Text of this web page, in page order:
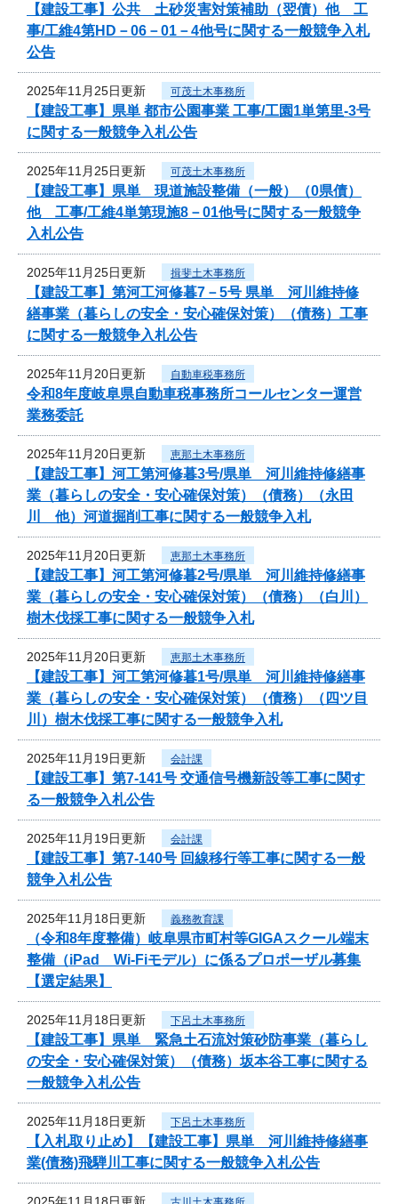
【建設工事】公共 土砂災害対策補助（翌債）他 工
事/工維4第HD－06－01－4他号に関する一般競争入札
公告
2025年11月25日更新 可茂土木事務所
【建設工事】県単 都市公園事業 工事/工園1単第里-3号
に関する一般競争入札公告
2025年11月25日更新 可茂土木事務所
【建設工事】県単 現道施設整備（一般）（0県債）
他 工事/工維4単第現施8－01他号に関する一般競争
入札公告
2025年11月25日更新 揖斐土木事務所
【建設工事】第河工河修暮7－5号 県単 河川維持修
繕事業（暮らしの安全・安心確保対策）（債務）工事
に関する一般競争入札公告
2025年11月20日更新 自動車税事務所
令和8年度岐阜県自動車税事務所コールセンター運営
業務委託
2025年11月20日更新 恵那土木事務所
【建設工事】河工第河修暮3号/県単 河川維持修繕事
業（暮らしの安全・安心確保対策）（債務）（永田
川 他）河道掘削工事に関する一般競争入札
2025年11月20日更新 恵那土木事務所
【建設工事】河工第河修暮2号/県単 河川維持修繕事
業（暮らしの安全・安心確保対策）（債務）（白川）
樹木伐採工事に関する一般競争入札
2025年11月20日更新 恵那土木事務所
【建設工事】河工第河修暮1号/県単 河川維持修繕事
業（暮らしの安全・安心確保対策）（債務）（四ツ目
川）樹木伐採工事に関する一般競争入札
2025年11月19日更新 会計課
【建設工事】第7-141号 交通信号機新設等工事に関す
る一般競争入札公告
2025年11月19日更新 会計課
【建設工事】第7-140号 回線移行等工事に関する一般
競争入札公告
2025年11月18日更新 義務教育課
（令和8年度整備）岐阜県市町村等GIGAスクール端末
整備（iPad Wi-Fiモデル）に係るプロポーザル募集
【選定結果】
2025年11月18日更新 下呂土木事務所
【建設工事】県単 緊急土石流対策砂防事業（暮らし
の安全・安心確保対策）（債務）坂本谷工事に関する
一般競争入札公告
2025年11月18日更新 下呂土木事務所
【入札取り止め】【建設工事】県単 河川維持修繕事
業(債務)飛騨川工事に関する一般競争入札公告